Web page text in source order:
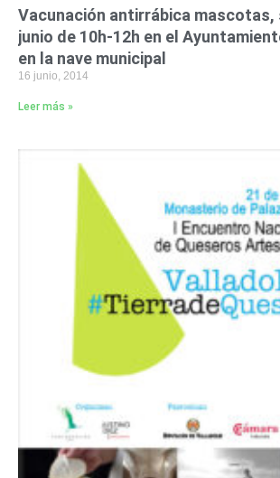
Vacunación antirrábica mascotas,
junio de 10h-12h en el
en la nave municipal
16 junio, 2014
Leer más »